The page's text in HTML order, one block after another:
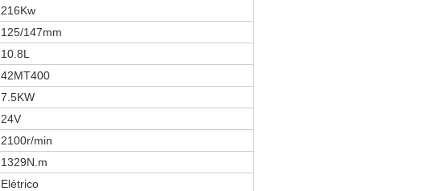
216Kw
125/147mm
10.8L
42MT400
7.5KW
24V
2100r/min
1329N.m
Elétrico